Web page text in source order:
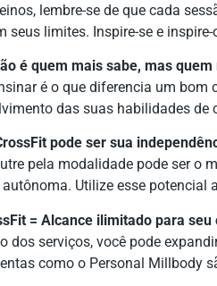
lembre-se de que cada
seus limites. Inspire-se e
é quem mais sabe, mas
é o que diferencia um bom
das suas habilidades de
pode ser sua
pela modalidade pode ser o
Utilize esse potencial
= Alcance ilimitado para seu
dos serviços, você pode
como o Personal Millbody